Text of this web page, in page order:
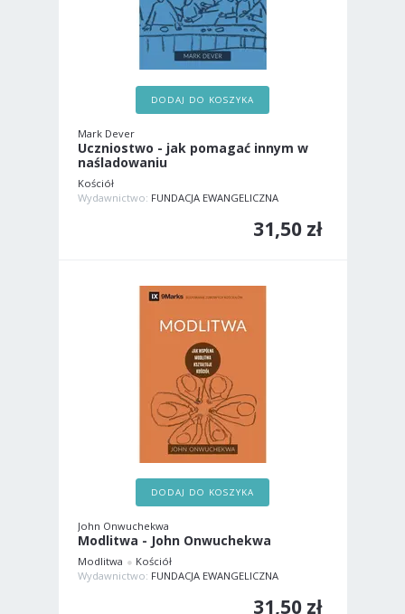
DODAJ DO KOSZYKA
Mark Dever
Uczniostwo - jak pomagać innym w
naśladowaniu
Kościół
Wydawnictwo: FUNDACJA EWANGELICZNA
31,50 zł
DODAJ DO KOSZYKA
John Onwuchekwa
Modlitwa - John Onwuchekwa
Modlitwa
Kościół
Wydawnictwo: FUNDACJA EWANGELICZNA
31,50 zł